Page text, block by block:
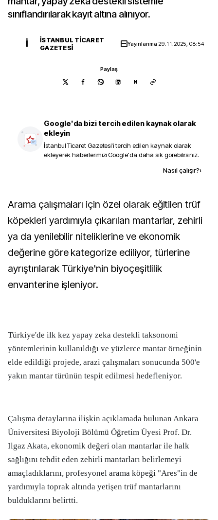
sınıflandırılarak kayıt altına alınıyor.
İ
İSTANBUL TICARET
GAZETESI
Yayınlanma 29.11.2025, 08:54
Paylaş
N
Google'da bizi tercih edilen kaynak olarak
ekleyin
İstanbul Ticaret Gazetesi'i tercih edilen kaynak olarak
ekleyerek haberlerimizi Google'da daha sık görebilirsiniz.
Nasıl çalışır?›
Arama çalışmaları için özel olarak eğitilen trüf
köpekleri yardımıyla çıkarılan mantarlar, zehirli
ya da yenilebilir niteliklerine ve ekonomik
değerine göre kategorize ediliyor, türlerine
ayrıştırılarak Türkiye'nin biyoçeşitlilik
envanterine işleniyor.
Türkiye'de ilk kez yapay zeka destekli taksonomi
yöntemlerinin kullanıldığı ve yüzlerce mantar örneğinin
elde edildiği projede, arazi çalışmaları sonucunda 500'e
yakın mantar türünün tespit edilmesi hedefleniyor.
Çalışma detaylarına ilişkin açıklamada bulunan Ankara
Üniversitesi Biyoloji Bölümü Öğretim Üyesi Prof. Dr.
Ilgaz Akata, ekonomik değeri olan mantarlar ile halk
sağlığını tehdit eden zehirli mantarları belirlemeyi
amaçladıklarını, profesyonel arama köpeği "Ares"in de
yardımıyla toprak altında yetişen trüf mantarlarını
bulduklarını belirtti.